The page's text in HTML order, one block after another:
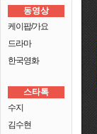
동영상
케이팝/가요
드라마
한국영화
스타톡
수지
김수현